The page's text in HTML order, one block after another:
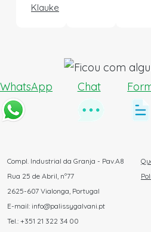
Klauke
WhatsApp Chat
Compl. Industrial da Granja - Pav.A8
Rua 25 de Abril, nº77
2625-607 Vialonga, Portugal
E-mail: info@palissygalvani.pt
Tel.: +351 21 322 34 00